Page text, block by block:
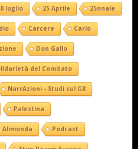
luglio 25 Aprile 25nnale
Carcere Carlo
Don Gallo
del Comitato
NarrAzioni - Studi sul G8
Palestina
Alimonda Podcast